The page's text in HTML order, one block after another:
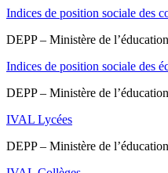
Indices de position sociale des
DEPP – Ministère de
Indices de position sociale des
DEPP – Ministère de
IVAL Lycées
DEPP – Ministère de